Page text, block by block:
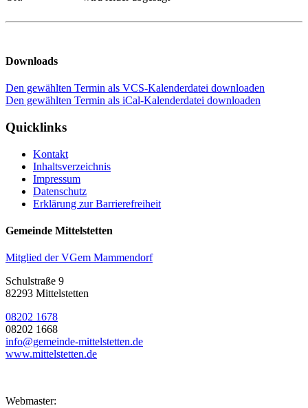
Downloads
Den gewählten Termin als VCS-Kalenderdatei downloaden
Den gewählten Termin als iCal-Kalenderdatei downloaden
Quicklinks
Kontakt
Inhaltsverzeichnis
Impressum
Datenschutz
Erklärung zur Barrierefreiheit
Gemeinde Mittelstetten
Mitglied der VGem Mammendorf
Schulstraße 9
82293 Mittelstetten
08202 1678
08202 1668
info@gemeinde-mittelstetten.de
www.mittelstetten.de
Webmaster: